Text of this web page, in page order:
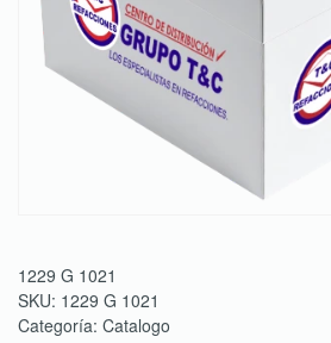
1229 G 1021
SKU: 1229 G 1021
Categoría: Catalogo